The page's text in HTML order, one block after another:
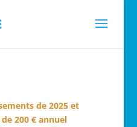
de 2025 et
200 € annuel